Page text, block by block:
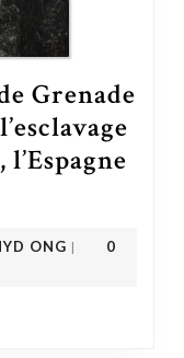
Grenade
ONG |
0